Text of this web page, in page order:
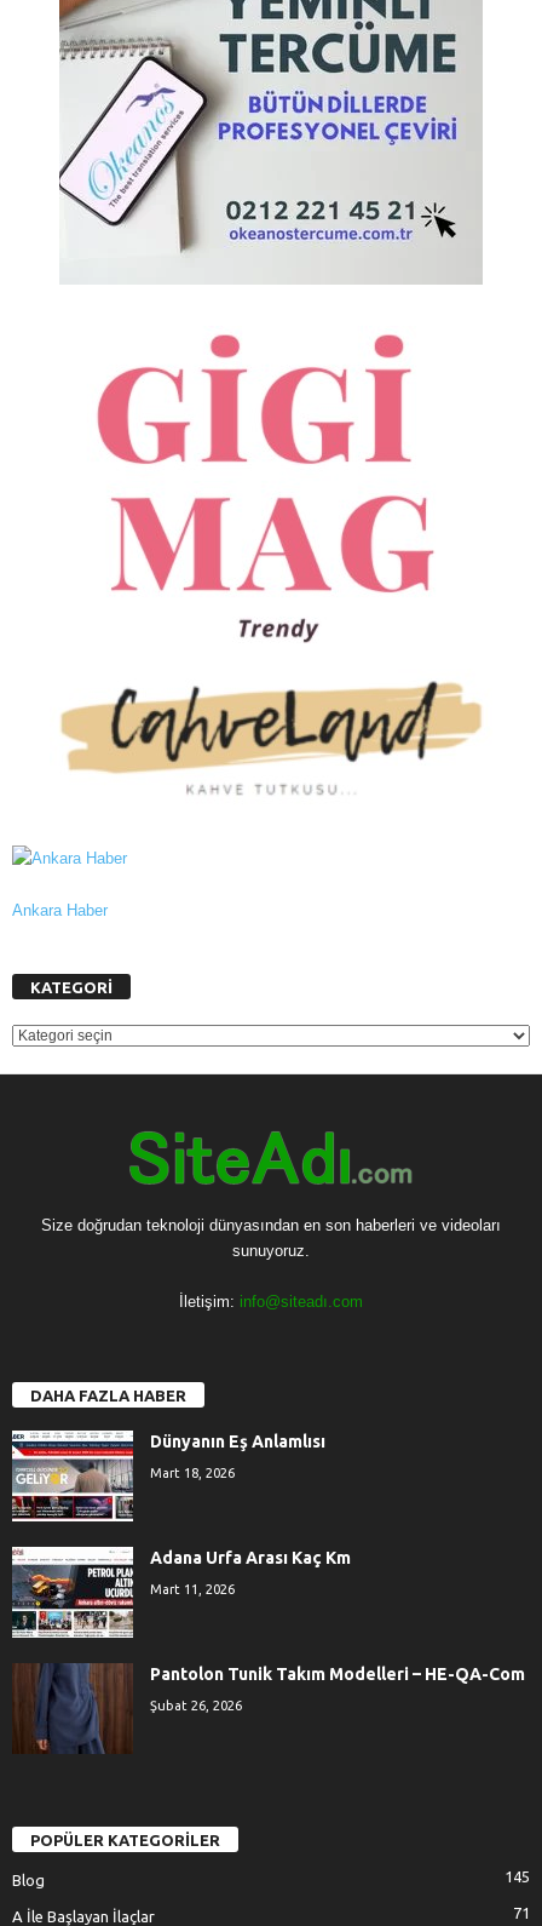
Ankara Haber
KATEGORİ
KATEGORİ
Size doğrudan teknoloji dünyasından en son haberleri ve videoları
sunuyoruz.
İletişim: info@siteadı.com
DAHA FAZLA HABER
Dünyanın Eş Anlamlısı
Mart 18, 2026
Adana Urfa Arası Kaç Km
Mart 11, 2026
Pantolon Tunik Takım Modelleri – HE-QA-Com
Şubat 26, 2026
POPÜLER KATEGORİLER
Blog 145
A İle Başlayan İlaçlar 71